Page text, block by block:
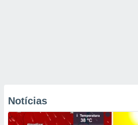
Notícias